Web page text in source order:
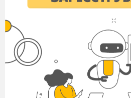
припущення щодо
знають із цього
як ви думаєте, що тут
це відноситься
(у
чи до якої галузі
нашого уроку? Що ви
Актуалізація опорних